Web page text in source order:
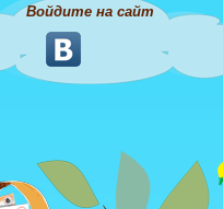
Войдите на сайт